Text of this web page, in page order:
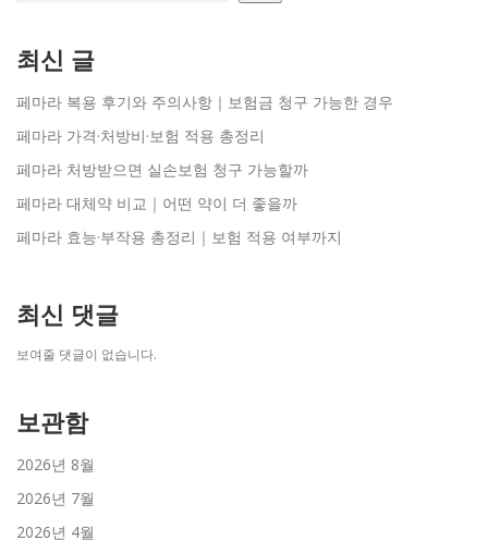
최신 글
페마라 복용 후기와 주의사항｜보험금 청구 가능한 경우
페마라 가격·처방비·보험 적용 총정리
페마라 처방받으면 실손보험 청구 가능할까
페마라 대체약 비교｜어떤 약이 더 좋을까
페마라 효능·부작용 총정리｜보험 적용 여부까지
최신 댓글
보여줄 댓글이 없습니다.
보관함
2026년 8월
2026년 7월
2026년 4월